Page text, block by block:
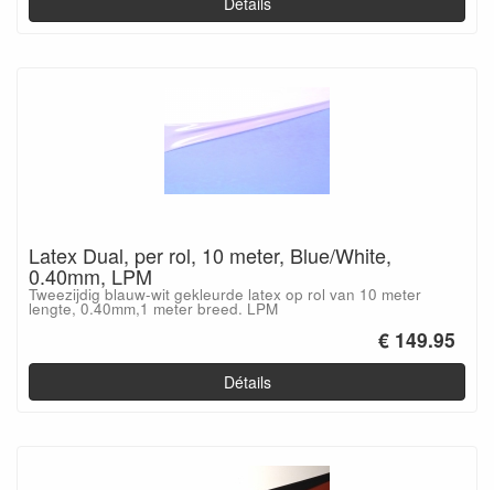
Latex Dual, per rol, 10 meter, Blue/White,
0.40mm, LPM
Tweezijdig blauw-wit gekleurde latex op rol van 10 meter
lengte, 0.40mm,1 meter breed. LPM
€ 149.95
Détails